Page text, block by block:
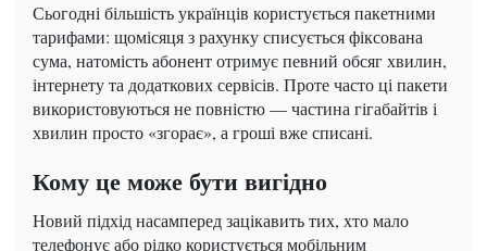
Сьогодні більшість українців користується пакетними
тарифами: щомісяця з рахунку списується фіксована
сума, натомість абонент отримує певний обсяг хвилин,
інтернету та додаткових сервісів. Проте часто ці пакети
використовуються не повністю — частина гігабайтів і
хвилин просто «згорає», а гроші вже списані.
Кому це може бути вигідно
Новий підхід насамперед зацікавить тих, хто мало
телефонує або рідко користується мобільним